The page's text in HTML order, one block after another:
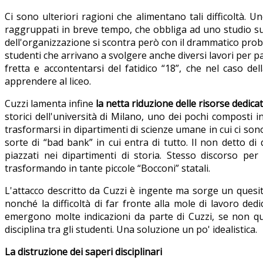
Ci sono ulteriori ragioni che alimentano tali difficoltà.
raggruppati in breve tempo, che obbliga ad uno studio
dell'organizzazione si scontra però con il drammatico
studenti che arrivano a svolgere anche diversi lavori per
fretta e accontentarsi del fatidico “18”, che nel caso
apprendere al liceo.
Cuzzi lamenta infine la netta riduzione delle risorse
storici dell'università di Milano, uno dei pochi composti
trasformarsi in dipartimenti di scienze umane in cui ci
sorte di “bad bank” in cui entra di tutto. Il non detto di
piazzati nei dipartimenti di storia. Stesso discorso
trasformando in tante piccole “Bocconi” statali.
L'attacco descritto da Cuzzi è ingente ma sorge un
nonché la difficoltà di far fronte alla mole di lavoro
emergono molte indicazioni da parte di Cuzzi, se non
disciplina tra gli studenti. Una soluzione un po' idealistica.
La distruzione dei saperi disciplinari